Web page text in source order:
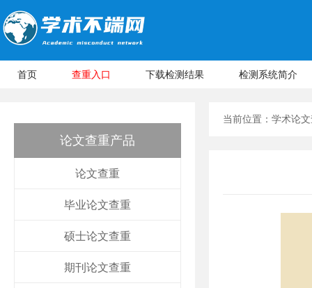
首页 查重入口 下载检测结果 检测系统简介
论文查重产品
论文查重
毕业论文查重
硕士论文查重
期刊论文查重
当前位置： 学术论